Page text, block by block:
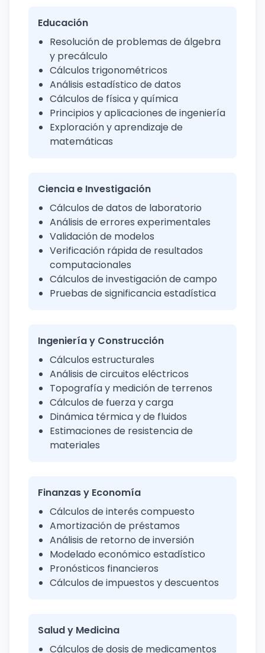
Educación
Resolución de problemas de álgebra
y precálculo
Cálculos trigonométricos
Análisis estadístico de datos
Cálculos de física y química
Principios y aplicaciones de ingeniería
Exploración y aprendizaje de
matemáticas
Ciencia e Investigación
Cálculos de datos de laboratorio
Análisis de errores experimentales
Validación de modelos
Verificación rápida de resultados
computacionales
Cálculos de investigación de campo
Pruebas de significancia estadística
Ingeniería y Construcción
Cálculos estructurales
Análisis de circuitos eléctricos
Topografía y medición de terrenos
Cálculos de fuerza y carga
Dinámica térmica y de fluidos
Estimaciones de resistencia de
materiales
Finanzas y Economía
Cálculos de interés compuesto
Amortización de préstamos
Análisis de retorno de inversión
Modelado económico estadístico
Pronósticos financieros
Cálculos de impuestos y descuentos
Salud y Medicina
Cálculos de dosis de medicamentos